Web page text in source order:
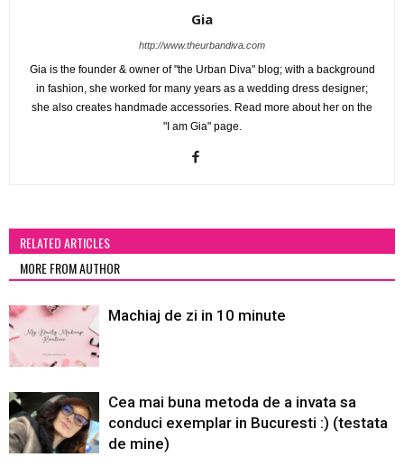
Gia
http://www.theurbandiva.com
Gia is the founder & owner of "the Urban Diva" blog; with a background
in fashion, she worked for many years as a wedding dress designer;
she also creates handmade accessories. Read more about her on the
"I am Gia" page.
RELATED ARTICLES
MORE FROM AUTHOR
Machiaj de zi in 10 minute
Cea mai buna metoda de a invata sa
conduci exemplar in Bucuresti :) (testata
de mine)